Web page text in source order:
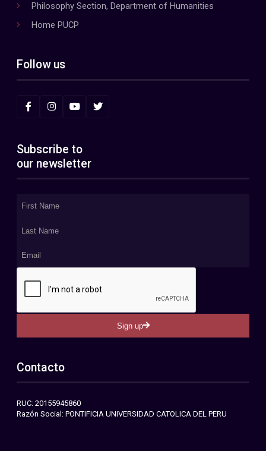
Philosophy Section, Department of Humanities
Home PUCP
Follow us
Subscribe to
our newsletter
Sign up
Contacto
RUC: 20155945860
Razón Social: PONTIFICIA UNIVERSIDAD CATOLICA DEL PERU